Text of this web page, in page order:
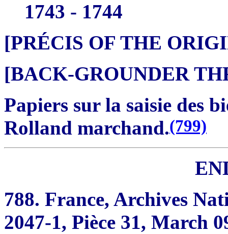
1743 - 1744
[PRÉCIS OF THE
[BACK-GROUNDER
Papiers sur la saisie des
Rolland marchand.(799)
788. France, Archives
2047-1, Pièce 31, March